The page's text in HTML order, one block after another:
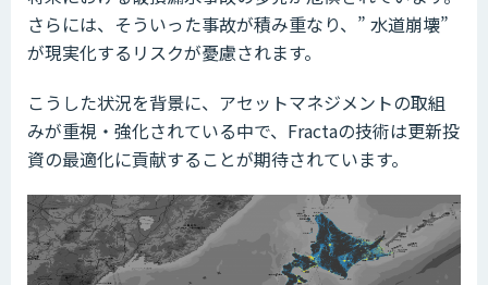
さらには、そういった事故が積み重なり、” ⽔道崩壊”
が現実化するリスクが憂慮されます。
こうした状況を背景に、アセットマネジメントの取組
みが重視・強化されている中で、Fractaの技術は更新投
資の最適化に貢献することが期待されています。